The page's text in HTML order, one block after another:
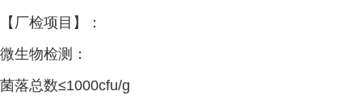
【厂检项目】：
微生物检测：
菌落总数≤1000cfu/g